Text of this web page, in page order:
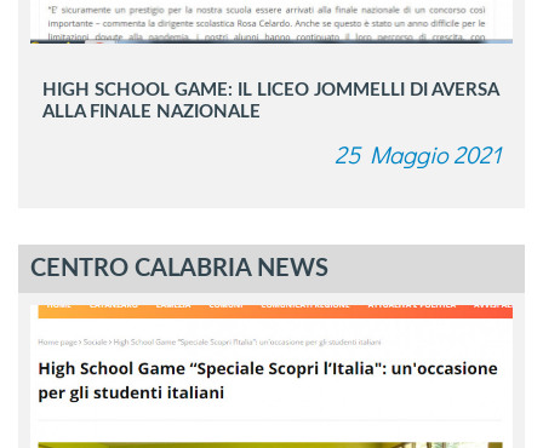
HIGH SCHOOL GAME: IL LICEO JOMMELLI DI AVERSA
ALLA FINALE NAZIONALE
25 Maggio 2021
CENTRO CALABRIA NEWS